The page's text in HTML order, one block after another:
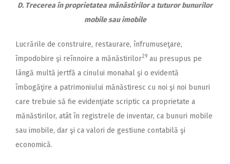
D. Trecerea în proprietatea mănăstirilor a tuturor bunurilor
mobile sau imobile
Lucrările de construire, restaurare, înfrumuseţare,
împodobire şi reînnoire a mănăstirilor29 au presupus pe
lângă multă jertfă a cinului monahal şi o evidentă
îmbogăţire a patrimoniului mănăstiresc cu noi şi noi bunuri
care trebuie să fie evidenţiate scriptic ca proprietate a
mănăstirilor, atât în registrele de inventar, ca bunuri mobile
sau imobile, dar şi ca valori de gestiune contabilă şi
economică.